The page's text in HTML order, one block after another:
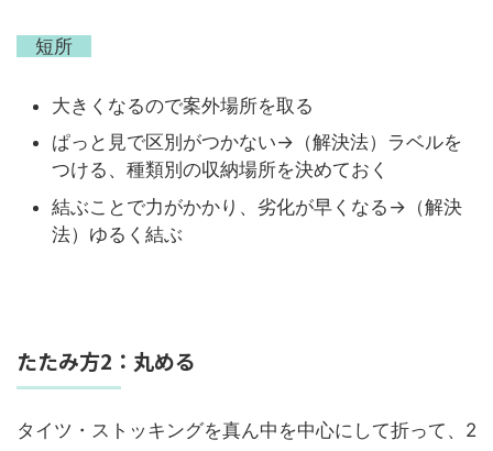
短所
大きくなるので案外場所を取る
ぱっと見で区別がつかない→（解決法）ラベルを
つける、種類別の収納場所を決めておく
結ぶことで力がかかり、劣化が早くなる→（解決
法）ゆるく結ぶ
たたみ方2：丸める
タイツ・ストッキングを真ん中を中心にして折って、2